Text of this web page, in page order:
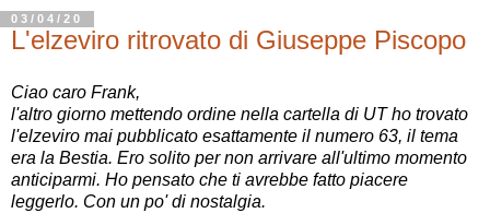
03/04/20
L'elzeviro ritrovato di Giuseppe Piscopo
Ciao caro Frank,
l'altro giorno mettendo ordine nella cartella di UT ho trovato
l'elzeviro mai pubblicato esattamente il numero 63, il tema
era la Bestia. Ero solito per non arrivare all'ultimo momento
anticiparmi. Ho pensato che ti avrebbe fatto piacere
leggerlo. Con un po' di nostalgia.